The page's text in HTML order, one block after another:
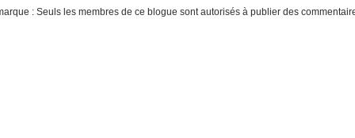
: Seuls les membres de ce blogue sont autorisés à publier des